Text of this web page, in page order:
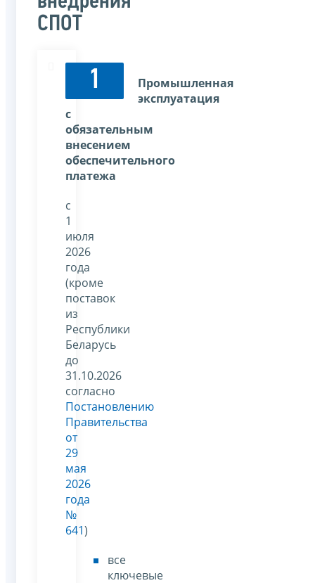
СПОТ
1
Промышленная
эксплуатация
с
обязательным
внесением
обеспечительного
платежа
с
1
июля
2026
года
(кроме
поставок
из
Республики
Беларусь
до
31.10.2026
согласно
Постановлению
Правительства
от
29
мая
2026
года
№
641)
все
ключевые